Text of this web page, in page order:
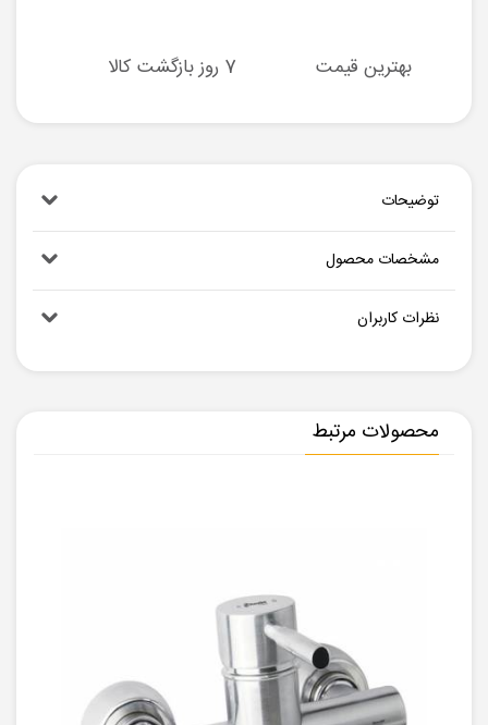
بهترین قیمت 7 روز بازگشت کالا
توضیحات
مشخصات محصول
نظرات کاربران
محصولات مرتبط